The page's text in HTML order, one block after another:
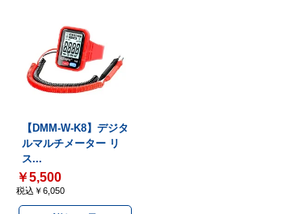
【DMM-W-K8】デジタ
ルマルチメーター リ
ス...
￥5,500
税込￥6,050